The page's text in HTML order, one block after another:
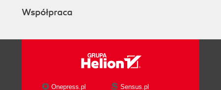
Współpraca
Onepress.pl
Sensus.pl